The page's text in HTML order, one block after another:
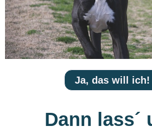
Ja, das will ich!
Dann lass´